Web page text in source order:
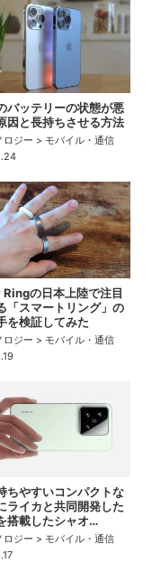
バッテリーの状態が悪
因と長持ちさせる方法
ロジー > モバイル・通信
の日本上陸で注目
「スマートリング」の
を検証してみた
ロジー > モバイル・通信
ちやすいコンパクトな
ライカと共同開発した
搭載したシャオ…
ロジー > モバイル・通信